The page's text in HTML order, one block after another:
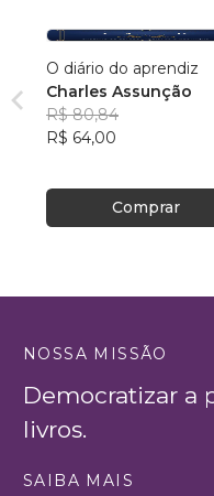
O diário do aprendiz
Charles Assunção
R$ 80,84
R$ 64,00
Comprar
NOSSA MISSÃO
Democratizar a
livros.
SAIBA MAIS